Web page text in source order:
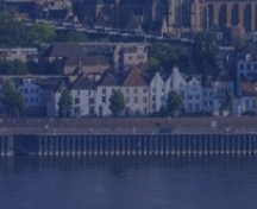
Français
Polski
Svenska
CAD
NZD
Kč